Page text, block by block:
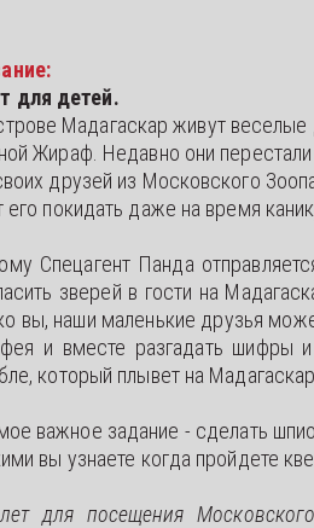
для детей.
Мадагаскар живут веселые
Жираф. Недавно они перестали
друзей из Московского
его покидать даже на время
Спецагент Панда
зверей в гости на
вы, наши маленькие друзья
и вместе разгадать шифры
который плывет на Мадагаскар.
важное задание - сделать
вы узнаете когда пройдете
для посещения